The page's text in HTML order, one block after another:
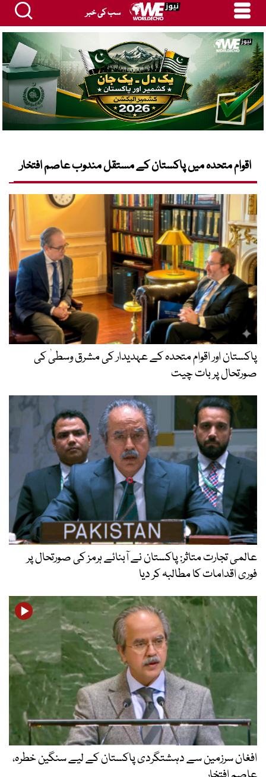
سب کی خبر
اقوام متحدہ میں پاکستان کے مستقل مندوب عاصم افتخار
پاکستان اور اقوام متحدہ کے عہدیدار کی مشرق وسطیٰ کی
صورتحال پر بات چیت
عالمی تجارت متاثر: پاکستان نے آبنائے ہرمز کی صورتحال پر
فوری اقدامات کا مطالبہ کر دیا
افغان سرزمین سے دہشتگردی پاکستان کے لیے سنگین خطرہ،